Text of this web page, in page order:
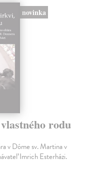
novinka
rodu
v Dóme sv. Martina v
Imrich Esterházi.